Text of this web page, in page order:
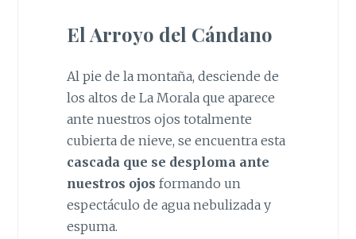
El Arroyo del Cándano
Al pie de la montaña, desciende de
los altos de La Morala que aparece
ante nuestros ojos totalmente
cubierta de nieve, se encuentra esta
cascada que se desploma ante
nuestros ojos formando un
espectáculo de agua nebulizada y
espuma.